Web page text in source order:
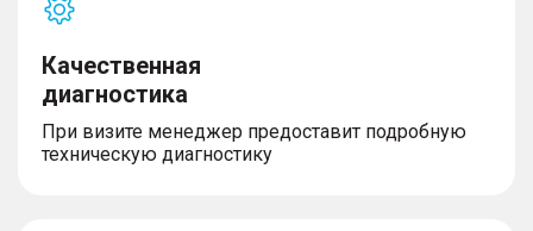
Качественная
диагностика
При визите менеджер предоставит подробную
техническую диагностику